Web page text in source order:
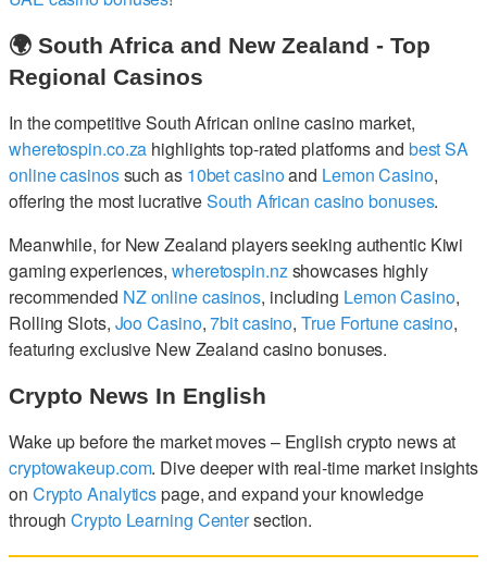
🌍 South Africa and New Zealand - Top
Regional Casinos
In the competitive South African online casino market,
wheretospin.co.za highlights top-rated platforms and best SA
online casinossuch as 10bet casinoand Lemon Casino,
offering the most lucrativeSouth African casino bonuses.
Meanwhile, for New Zealand players seeking authentic Kiwi
gaming experiences, wheretospin.nzshowcases highly
recommended NZ online casinos, including Lemon Casino,
Rolling Slots, Joo Casino,7bit casino,True Fortune casino,
featuring exclusive New Zealand casino bonuses.
Crypto News In English
Wake up before the market moves – English crypto news at
cryptowakeup.com. Dive deeper with real-time market insights
on Crypto Analyticspage, and expand your knowledge
throughCrypto Learning Centersection.